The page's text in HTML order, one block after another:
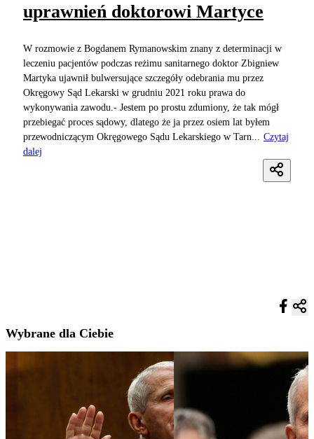
uprawnień doktorowi Martyce
W rozmowie z Bogdanem Rymanowskim znany z determinacji w
leczeniu pacjentów podczas reżimu sanitarnego doktor Zbigniew
Martyka ujawnił bulwersujące szczegóły odebrania mu przez
Okręgowy Sąd Lekarski w grudniu 2021 roku prawa do
wykonywania zawodu.- Jestem po prostu zdumiony, że tak mógł
przebiegać proces sądowy, dlatego że ja przez osiem lat byłem
przewodniczącym Okręgowego Sądu Lekarskiego w Tarn...
Czytaj
dalej
Wybrane dla Ciebie